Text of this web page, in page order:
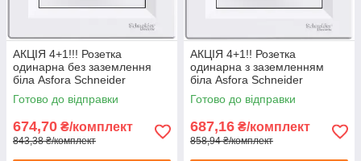
АКЦІЯ 4+1!!! Розетка
одинарна без заземлення
біла Asfora Schneider
Готово до відправки
674,70 ₴/комплект
843,38 ₴/комплект
АКЦІЯ 4+1!! Розетка
одинарна з заземленням
біла Asfora Schneider
Готово до відправки
687,16 ₴/комплект
858,94 ₴/комплект